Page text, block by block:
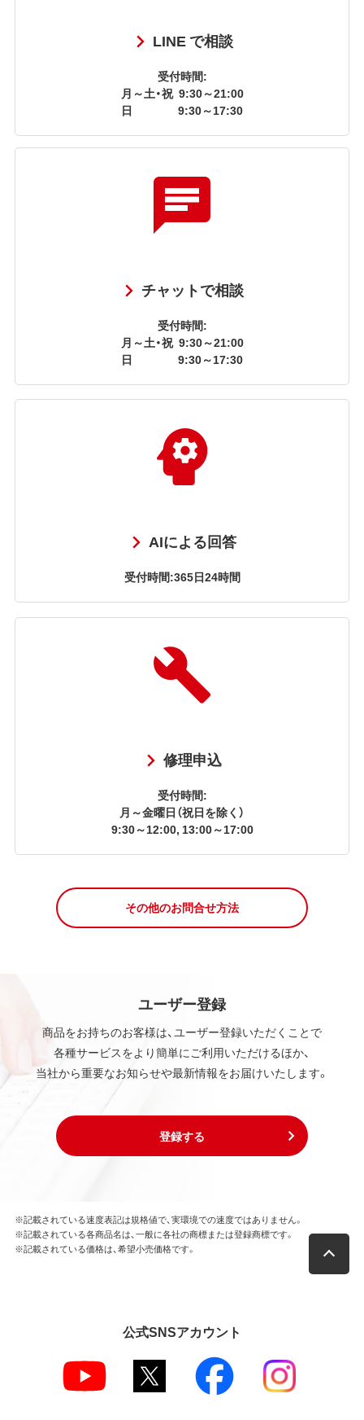
LINE で相談
受付時間:
月～土・祝 9:30～21:00
日
9:30～17:30
チャットで相談
受付時間:
月～土・祝 9:30～21:00
日
9:30～17:30
AIによる回答
受付時間:365日24時間
修理申込
受付時間:
月～金曜日（祝日を除く）
9:30～12:00, 13:00～17:00
その他のお問合せ方法
ユーザー登録
商品をお持ちのお客様は、ユーザー登録いただくことで
各種サービスをより簡単にご利用いただけるほか、
当社から重要なお知らせや最新情報をお届けいたします。
登録する
※記載されている速度表記は規格値で、実環境での速度ではありません。
※記載されている各商品名は、一般に各社の商標または登録商標です。
※記載されている価格は、希望小売価格です。
公式SNSアカウント